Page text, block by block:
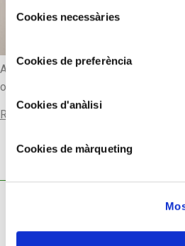
deCookies necessàries
Cookies de preferència
Cookies d'anàlisi
Cookies de màrqueting
Assembly of special structure for
original bell. The dial has Arabic and
Read more